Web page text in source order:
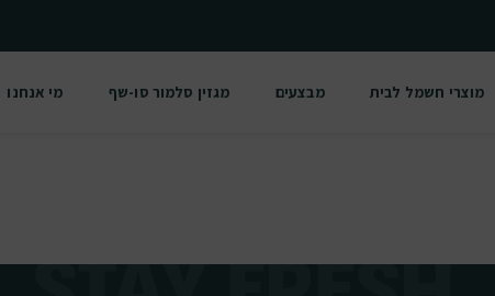
מוצרי חשמל לבית מבצעים מגזין סלמור סו-שף מי אנחנו